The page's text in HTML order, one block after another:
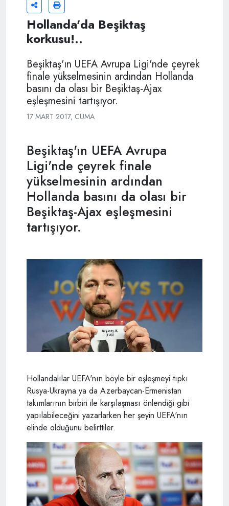
Hollanda'da Beşiktaş
korkusu!..
Beşiktaş'ın UEFA Avrupa Ligi'nde çeyrek
finale yükselmesinin ardından Hollanda
basını da olası bir Beşiktaş-Ajax
eşleşmesini tartışıyor.
17 MART 2017, CUMA
Beşiktaş'ın UEFA Avrupa
Ligi'nde çeyrek finale
yükselmesinin ardından
Hollanda basını da olası bir
Beşiktaş-Ajax eşleşmesini
tartışıyor.
Hollandalılar UEFA'nın böyle bir eşleşmeyi tıpkı
Rusya-Ukrayna ya da Azerbaycan-Ermenistan
takımlarının birbiri ile karşılaşması önlendiği gibi
yapılabileceğini yazarlarken her şeyin UEFA'nın
elinde olduğunu belirttiler.